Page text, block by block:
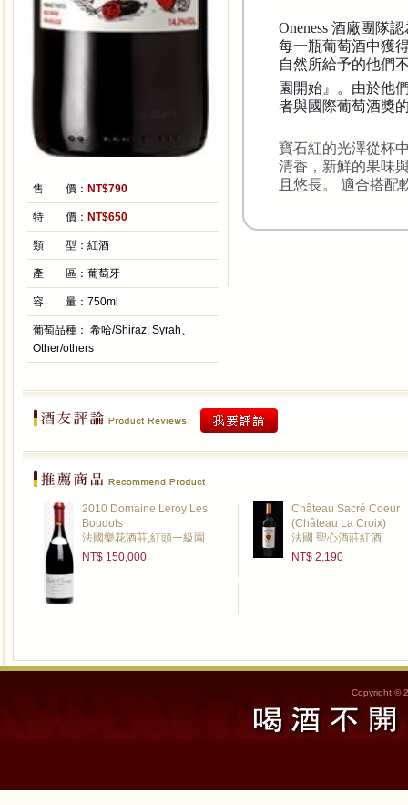
售 價： NT$790
特 價： NT$650
類 型： 紅酒
產 區： 葡萄牙
容 量： 750ml
葡萄品種： 希哈/Shiraz, Syrah、
Other/others
Oneness 酒廠團隊
每一瓶葡萄酒中獲
自然所給予的他們
園開始』。由於他
者與國際葡萄酒獎
寶石紅的光澤從杯
清香，新鮮的果味
且悠長。 適合搭配
2010 Domaine Leroy Les
Boudots
法國樂花酒莊,紅頭一級園
NT$ 150,000
Château Sacré Coeur
(Château La Croix)
法國 聖心酒莊紅酒
NT$ 2,190
Copyright ©